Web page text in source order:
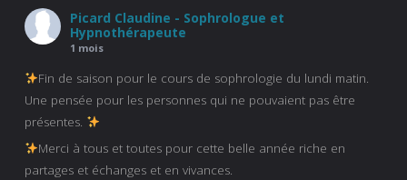
Picard Claudine - Sophrologue et
Hypnothérapeute
1 mois
Fin de saison pour le cours de sophrologie du lundi matin.
Une pensée pour les personnes qui ne pouvaient pas être
présentes.
Merci à tous et toutes pour cette belle année riche en
partages et échanges et en vivances.